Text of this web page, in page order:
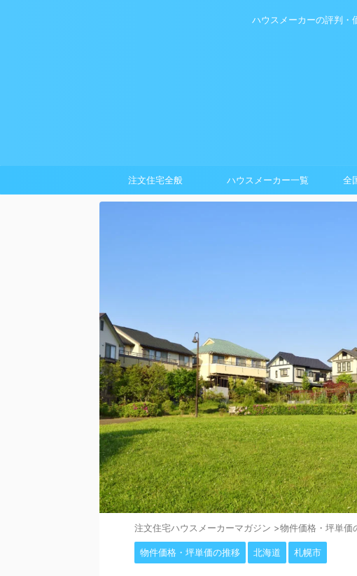
ハウスメーカーの評判・
注文住宅全般 ハウスメーカー一覧 全
注⽂住宅ハウスメーカーマガジン >物件価格・坪単価
物件価格・坪単価の推移 北海道 札幌市